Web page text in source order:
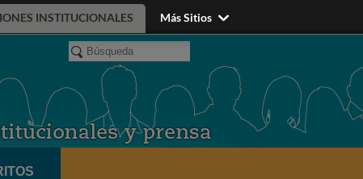
INSTITUCIONALES Más Sitios